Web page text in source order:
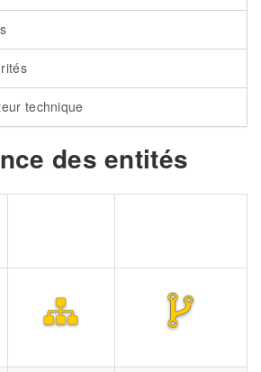
technique
des entités